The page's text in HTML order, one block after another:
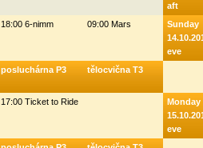
aft
18:00 6-nimm 09:00 Mars
Sunday
eve
posluchárna P3 tělocvična T3
17:00 Ticket to Ride
Monday
eve